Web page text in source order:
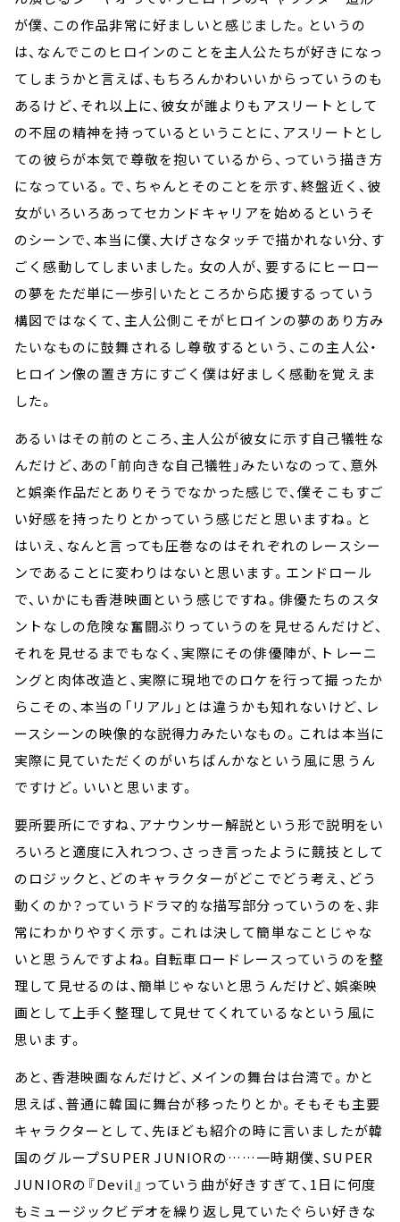
が僕、この作品非常に好ましいと感じました。というの
は、なんでこのヒロインのことを主人公たちが好きになっ
てしまうかと言えば、もちろんかわいいからっていうのも
あるけど、それ以上に、彼女が誰よりもアスリートとして
の不屈の精神を持っているということに、アスリートとし
ての彼らが本気で尊敬を抱いているから、っていう描き方
になっている。で、ちゃんとそのことを示す、終盤近く、彼
女がいろいろあってセカンドキャリアを始めるというそ
のシーンで、本当に僕、大げさなタッチで描かれない分、す
ごく感動してしまいました。女の人が、要するにヒーロー
の夢をただ単に一歩引いたところから応援するっていう
構図ではなくて、主人公側こそがヒロインの夢のあり方み
たいなものに鼓舞されるし尊敬するという、この主人公・
ヒロイン像の置き方にすごく僕は好ましく感動を覚えま
した。
あるいはその前のところ、主人公が彼女に示す自己犠牲な
んだけど、あの「前向きな自己犠牲」みたいなのって、意外
と娯楽作品だとありそうでなかった感じで、僕そこもすご
い好感を持ったりとかっていう感じだと思いますね。と
はいえ、なんと言っても圧巻なのはそれぞれのレースシー
ンであることに変わりはないと思います。エンドロール
で、いかにも香港映画という感じですね。俳優たちのスタ
ントなしの危険な奮闘ぶりっていうのを見せるんだけど、
それを見せるまでもなく、実際にその俳優陣が、トレーニ
ングと肉体改造と、実際に現地でのロケを行って撮ったか
らこその、本当の「リアル」とは違うかも知れないけど、レ
ースシーンの映像的な説得力みたいなもの。これは本当に
実際に見ていただくのがいちばんかなという風に思うん
ですけど。いいと思います。
要所要所にですね、アナウンサー解説という形で説明をい
ろいろと適度に入れつつ、さっき言ったように競技として
のロジックと、どのキャラクターがどこでどう考え、どう
動くのか？っていうドラマ的な描写部分っていうのを、非
常にわかりやすく示す。これは決して簡単なことじゃな
いと思うんですよね。自転車ロードレースっていうのを整
理して見せるのは、簡単じゃないと思うんだけど、娯楽映
画として上手く整理して見せてくれているなという風に
思います。
あと、香港映画なんだけど、メインの舞台は台湾で。かと
思えば、普通に韓国に舞台が移ったりとか。そもそも主要
キャラクターとして、先ほども紹介の時に言いましたが韓
国のグループSUPER JUNIORの……一時期僕、SUPER
JUNIORの『Devil』っていう曲が好きすぎて、1日に何度
もミュージックビデオを繰り返し見ていたぐらい好きな